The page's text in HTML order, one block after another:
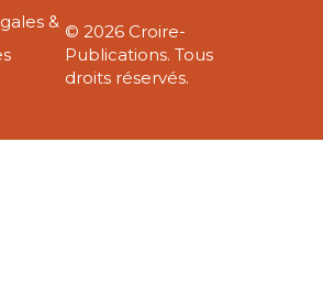
& © 2026 Croire-
Publications. Tous
droits réservés.